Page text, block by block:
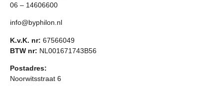
06 – 14606600
info@byphilon.nl
K.v.K. nr: 67566049
BTW nr: NL001671743B56
Postadres:
Noorwitsstraat 6